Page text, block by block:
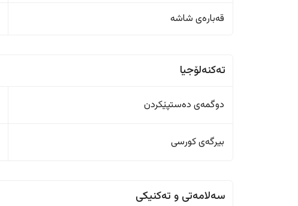
قەبارەی شاشە
تەکنەلۆجیا
دوگمەی دەستپێکردن
بیرگەی کورسی
سەلامەتی و تەکنیکی